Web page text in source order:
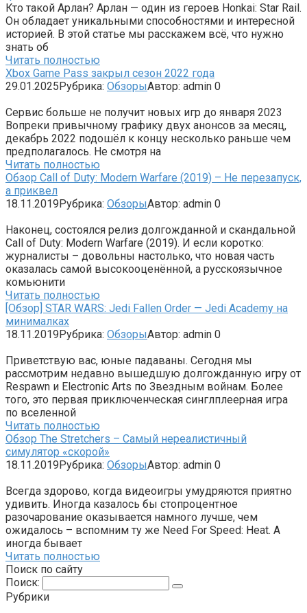
Кто такой Арлан? Арлан — один из героев Honkai: Star Rail.
Он обладает уникальными способностями и интересной
историей. В этой статье мы расскажем всё, что нужно
знать об
Читать полностью
Xbox Game Pass закрыл сезон 2022 года
29.01.2025Рубрика: ОбзорыАвтор: admin 0
Сервис больше не получит новых игр до января 2023
Вопреки привычному графику двух анонсов за месяц,
декабрь 2022 подошёл к концу несколько раньше чем
предполагалось. Не смотря на
Читать полностью
Обзор Call of Duty: Modern Warfare (2019) – Не перезапуск,
а приквел
18.11.2019Рубрика: ОбзорыАвтор: admin 0
Наконец, состоялся релиз долгожданной и скандальной
Call of Duty: Modern Warfare (2019). И если коротко:
журналисты – довольны настолько, что новая часть
оказалась самой высокооценённой, а русскоязычное
комьюнити
Читать полностью
[Обзор] STAR WARS: Jedi Fallen Order — Jedi Academy на
минималках
18.11.2019Рубрика: ОбзорыАвтор: admin 0
Приветствую вас, юные падаваны. Сегодня мы
рассмотрим недавно вышедшую долгожданную игру от
Respawn и Electronic Arts по Звездным войнам. Более
того, это первая приключенческая синглплеерная игра
по вселенной
Читать полностью
Обзор The Stretchers – Самый нереалистичный
симулятор «скорой»
18.11.2019Рубрика: ОбзорыАвтор: admin 0
Всегда здорово, когда видеоигры умудряются приятно
удивить. Иногда казалось бы стопроцентное
разочарование оказывается намного лучше, чем
ожидалось – вспомним ту же Need For Speed: Heat. А
иногда бывает
Читать полностью
Поиск по сайту
Поиск:
Рубрики